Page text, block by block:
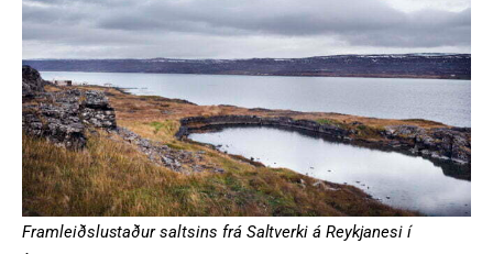
Framleiðslustaður saltsins frá Saltverki á Reykjanesi í